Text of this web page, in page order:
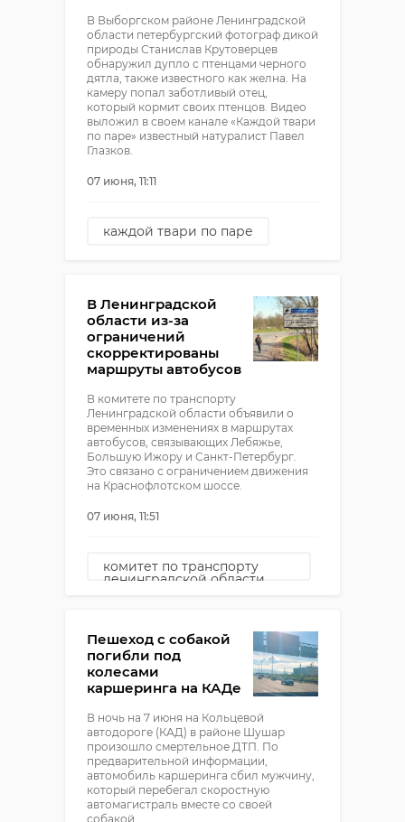
В Выборгском районе Ленинградской
области петербургский фотограф дикой
природы Станислав Крутоверцев
обнаружил дупло с птенцами черного
дятла, также известного как желна. На
камеру попал заботливый отец,
который кормит своих птенцов. Видео
выложил в своем канале «Каждой твари
по паре» известный натуралист Павел
Глазков.
07 июня, 11:11
каждой твари по паре
В Ленинградской
области из-за
ограничений
скорректированы
маршруты автобусов
В комитете по транспорту
Ленинградской области объявили о
временных изменениях в маршрутах
автобусов, связывающих Лебяжье,
Большую Ижору и Санкт-Петербург.
Это связано с ограничением движения
на Краснофлотском шоссе.
07 июня, 11:51
комитет по транспорту
ленинградской области
изменения маршрутов
Пешеход с собакой
погибли под
колесами
каршеринга на КАДе
В ночь на 7 июня на Кольцевой
автодороге (КАД) в районе Шушар
произошло смертельное ДТП. По
предварительной информации,
автомобиль каршеринга сбил мужчину,
который перебегал скоростную
автомагистраль вместе со своей
собакой.